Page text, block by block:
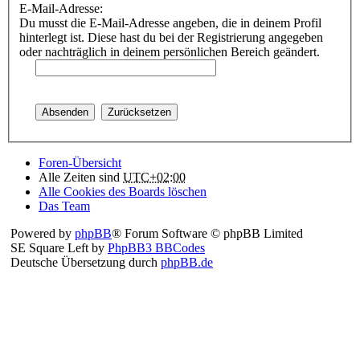
E-Mail-Adresse:
Du musst die E-Mail-Adresse angeben, die in deinem Profil
hinterlegt ist. Diese hast du bei der Registrierung angegeben
oder nachträglich in deinem persönlichen Bereich geändert.
Foren-Übersicht
Alle Zeiten sind UTC+02:00
Alle Cookies des Boards löschen
Das Team
Powered by phpBB® Forum Software © phpBB Limited
SE Square Left by PhpBB3 BBCodes
Deutsche Übersetzung durch phpBB.de